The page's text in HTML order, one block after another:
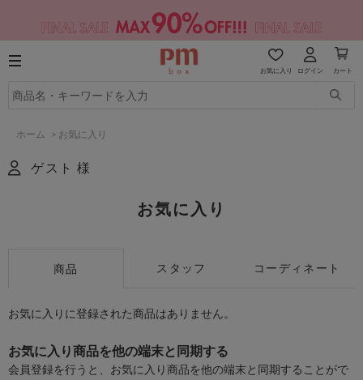
お気に入り ログイン カート
ホーム > お気に入り
ゲスト 様
お気に入り
商品 スタッフ コーディネート
お気に入りに登録された商品はありません。
お気に入り商品を他の端末と同期する
会員登録を行うと、お気に入り商品を他の端末と同期することがで